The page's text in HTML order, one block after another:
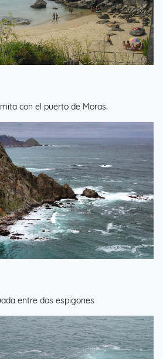
con el puerto de Moras.
entre dos espigones